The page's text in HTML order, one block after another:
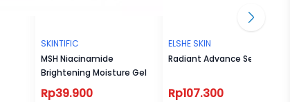
SKINTIFIC
MSH Niacinamide
Brightening Moisture Gel
Rp39.900
ELSHE SKIN
Radiant Advance Serum
Rp107.300